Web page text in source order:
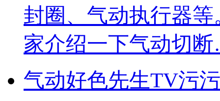
封圈、气动执行器
家介绍一下气动切
气动好色先生TV污